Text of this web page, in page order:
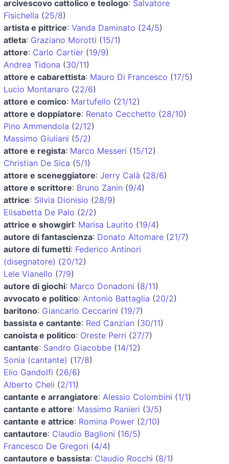
arcivescovo cattolico e teologo: Salvatore
Fisichella (25/8)
artista e pittrice: Vanda Daminato (24/5)
atleta: Graziano Morotti (15/1)
attore: Carlo Cartier (19/9)
Andrea Tidona (30/11)
attore e cabarettista: Mauro Di Francesco (17/5)
Lucio Montanaro (22/6)
attore e comico: Martufello (21/12)
attore e doppiatore: Renato Cecchetto (28/10)
Pino Ammendola (2/12)
Massimo Giuliani (5/2)
attore e regista: Marco Messeri (15/12)
Christian De Sica (5/1)
attore e sceneggiatore: Jerry Calà (28/6)
attore e scrittore: Bruno Zanin (9/4)
attrice: Silvia Dionisio (28/9)
Elisabetta De Palo (2/2)
attrice e showgirl: Marisa Laurito (19/4)
autore di fantascienza: Donato Altomare (21/7)
autore di fumetti: Federico Antinori
(disegnatore) (20/12)
Lele Vianello (7/9)
autore di giochi: Marco Donadoni (8/11)
avvocato e politico: Antonio Battaglia (20/2)
baritono: Giancarlo Ceccarini (19/7)
bassista e cantante: Red Canzian (30/11)
canoista e politico: Oreste Perri (27/7)
cantante: Sandro Giacobbe (14/12)
Sonia (cantante) (17/8)
Elio Gandolfi (26/6)
Alberto Cheli (2/11)
cantante e arrangiatore: Alessio Colombini (1/1)
cantante e attore: Massimo Ranieri (3/5)
cantante e attrice: Romina Power (2/10)
cantautore: Claudio Baglioni (16/5)
Francesco De Gregori (4/4)
cantautore e bassista: Claudio Rocchi (8/1)